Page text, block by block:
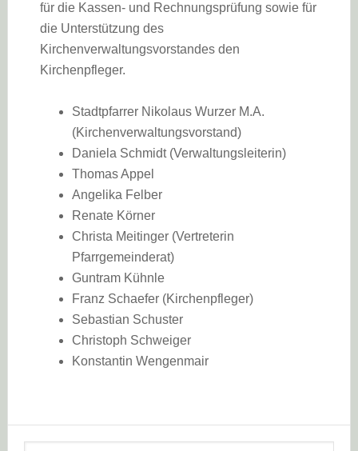
für die Kassen- und Rechnungsprüfung sowie für
die Unterstützung des
Kirchenverwaltungsvorstandes den
Kirchenpfleger.
Stadtpfarrer Nikolaus Wurzer M.A.
(Kirchenverwaltungsvorstand)
Daniela Schmidt (Verwaltungsleiterin)
Thomas Appel
Angelika Felber
Renate Körner
Christa Meitinger (Vertreterin
Pfarrgemeinderat)
Guntram Kühnle
Franz Schaefer (Kirchenpfleger)
Sebastian Schuster
Christoph Schweiger
Konstantin Wengenmair
Haupt-